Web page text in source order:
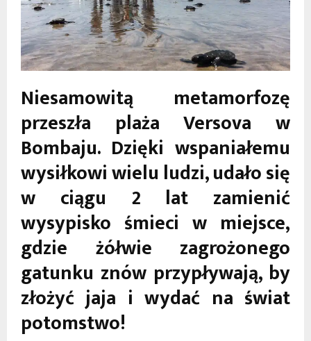
Niesamowitą metamorfozę
przeszła plaża Versova w
Bombaju. Dzięki wspaniałemu
wysiłkowi wielu ludzi, udało się
w ciągu 2 lat zamienić
wysypisko śmieci w miejsce,
gdzie żółwie zagrożonego
gatunku znów przypływają, by
złożyć jaja i wydać na świat
potomstwo!